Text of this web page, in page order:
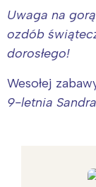
Uwaga na
ozdób
dorosłego!
Wesołej
9-letnia